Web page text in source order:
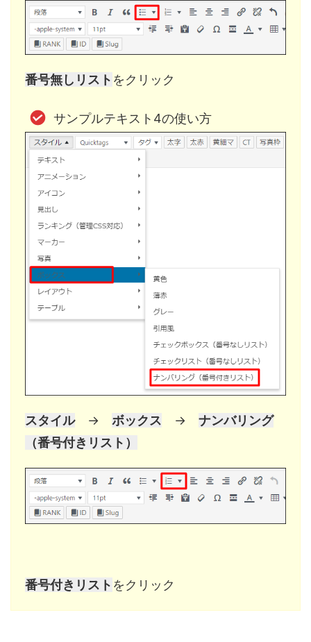
番号無しリスト をクリック
サンプルテキスト4の使い方
スタイル→ ボックス → ナンバリング
（番号付きリスト）
番号付きリスト をクリック